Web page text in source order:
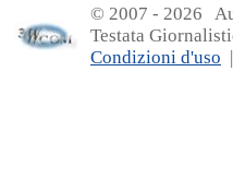
© 2007 - 2026
Testata
Condizioni d'uso |